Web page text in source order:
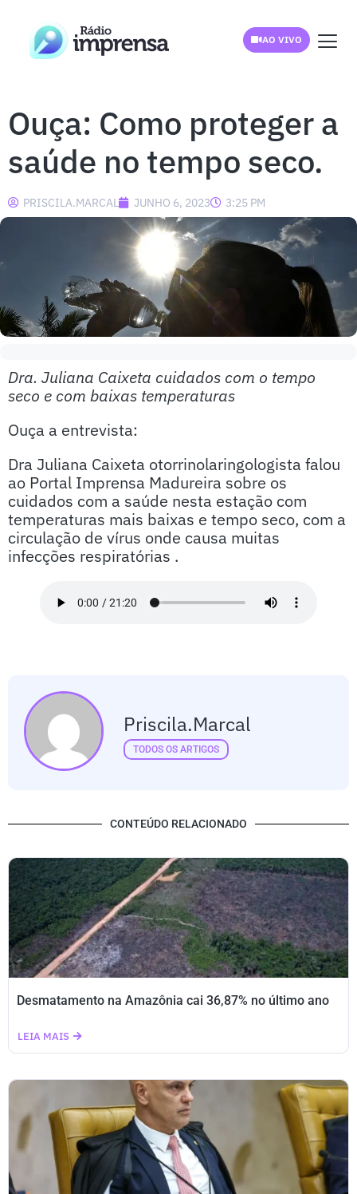
AO VIVO
Ouça: Como proteger a
saúde no tempo seco.
PRISCILA.MARCAL JUNHO 6, 2023 3:25 PM
Dra. Juliana Caixeta cuidados com o tempo
seco e com baixas temperaturas
Ouça a entrevista:
Dra Juliana Caixeta otorrinolaringologista falou
ao Portal Imprensa Madureira sobre os
cuidados com a saúde nesta estação com
temperaturas mais baixas e tempo seco, com a
circulação de vírus onde causa muitas
infecções respiratórias .
Priscila.marcal
TODOS OS ARTIGOS
CONTEÚDO RELACIONADO
Desmatamento na Amazônia cai 36,87% no último ano
LEIA MAIS